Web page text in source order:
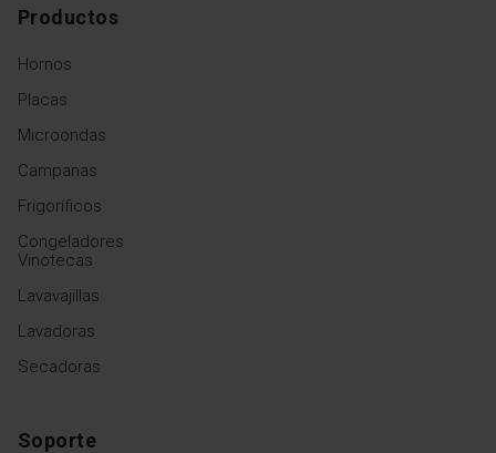
Productos
Hornos
Placas
Microondas
Campanas
Frigoríficos
Congeladores
Vinotecas
Lavavajillas
Lavadoras
Secadoras
Soporte